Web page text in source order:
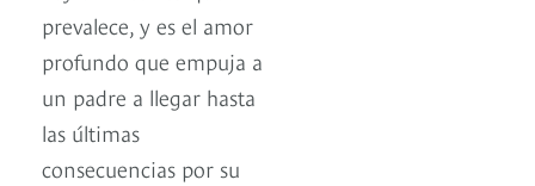
prevalece, y es el amor
profundo que empuja a
un padre a llegar hasta
las últimas
consecuencias por su